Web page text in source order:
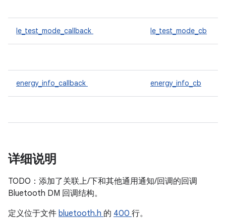
le_test_mode_callback le_test_mode_cb
energy_info_callback energy_info_cb
详细说明
TODO：添加了关联上/下和其他通用通知/回调的回调
Bluetooth DM 回调结构。
定义位于文件 bluetooth.h 的 400 行。